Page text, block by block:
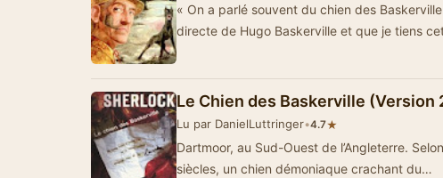
« On a parlé souvent du chien des
directe de Hugo Baskerville et que je tiens
Le Chien des Baskerville (Version
Lu par DanielLuttringer•4.7★
Dartmoor, au Sud-Ouest de l’Angleterre.
siècles, un chien démoniaque crachant du…